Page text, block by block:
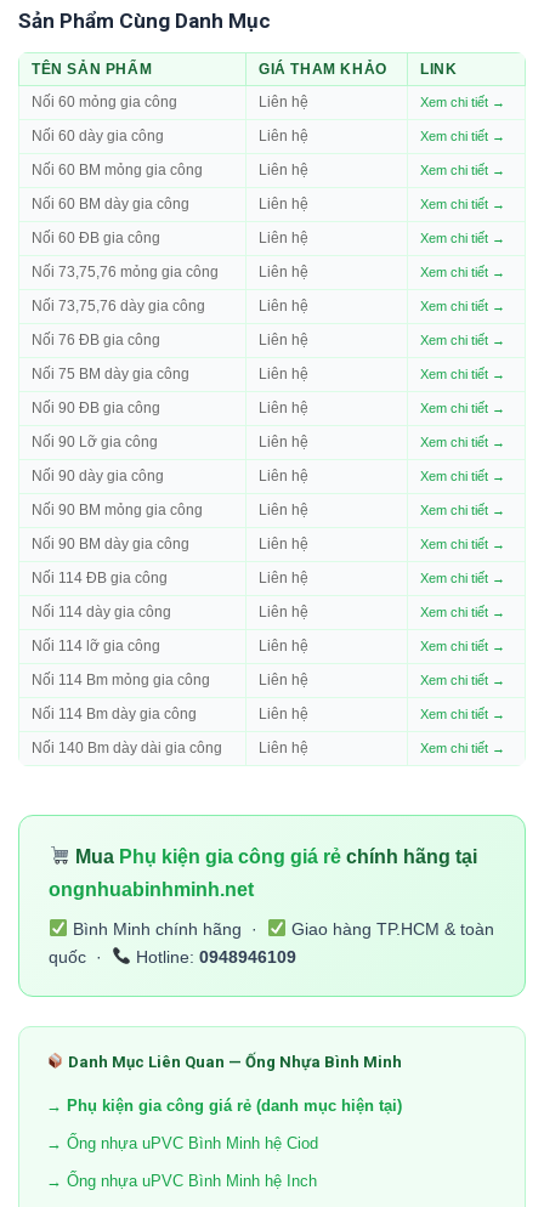
Sản Phẩm Cùng Danh Mục
TÊN SẢN PHẨM GIÁ THAM KHẢO
LINK
Nối 60 mỏng gia công
Liên hệ Xem chi tiết →
Nối 60 dày gia công Liên hệ Xem chi tiết →
Nối 60 BM mỏng gia công Liên hệ Xem chi tiết →
Nối 60 BM dày gia công Liên hệ Xem chi tiết →
Nối 60 ĐB gia công Liên hệ Xem chi tiết →
Nối 73,75,76 mỏng gia công Liên hệ Xem chi tiết →
Nối 73,75,76 dày gia công Liên hệ Xem chi tiết →
Nối 76 ĐB gia công Liên hệ Xem chi tiết →
Nối 75 BM dày gia công Liên hệ Xem chi tiết →
Nối 90 ĐB gia công Liên hệ Xem chi tiết →
Nối 90 Lỡ gia công Liên hệ Xem chi tiết →
Nối 90 dày gia công Liên hệ Xem chi tiết →
Nối 90 BM mỏng gia công Liên hệ Xem chi tiết →
Nối 90 BM dày gia công Liên hệ Xem chi tiết →
Nối 114 ĐB gia công Liên hệ Xem chi tiết →
Nối 114 dày gia công Liên hệ Xem chi tiết →
Nối 114 lỡ gia công Liên hệ Xem chi tiết →
Nối 114 Bm mỏng gia công Liên hệ Xem chi tiết →
Nối 114 Bm dày gia công Liên hệ Xem chi tiết →
Nối 140 Bm dày dài gia công Liên hệ Xem chi tiết →
Mua Phụ kiện gia công giá rẻ chính hãng tại
ongnhuabinhminh.net
Bình Minh chính hãng ·
Giao hàng TP.HCM & toàn
quốc ·
Hotline: 0948946109
Danh Mục Liên Quan — Ống Nhựa Bình Minh
→ Phụ kiện gia công giá rẻ (danh mục hiện tại)
→ Ống nhựa uPVC Bình Minh hệ Ciod
→ Ống nhựa uPVC Bình Minh hệ Inch